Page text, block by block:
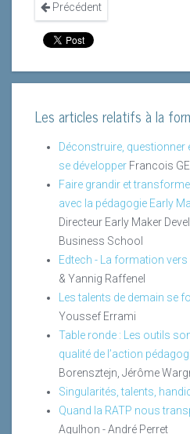
Précédent
Les articles relatifs à la
Déconstruire, questionner
se développer Francois
Faire grandir et
avec la pédagogie Early
Directeur Early Maker
Business School
Edtech - La formation vers
& Yannig Raffenel
Les talents de demain se
Youssef Errami
Table ronde : Les outils
qualité de l’action
Borensztejn, Jérôme
Singularités, talents,
Quand la RATP nous
Agulhon - André Perret